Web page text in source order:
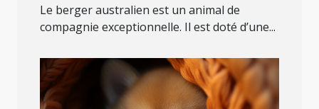
Le berger australien est un animal de
compagnie exceptionnelle. Il est doté d’une...